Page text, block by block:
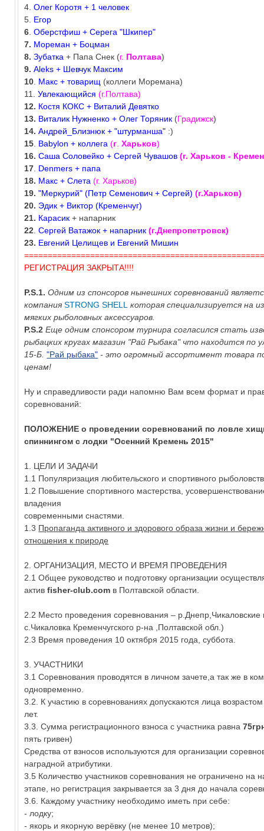
4.Олег Коротя + 1 человек
5. Егор
6 .Оберстфиш + Серега "Шкипер"
7. Мореман + Боцман
8. Зубатка + Папа Снек (г. Полтава)
9. Aleks + Шевчук Максим
10 Макс + товарищ (коллеги Моремана)
11.Увлекающийся (г.Полтава)
12. Костя КОКС + Виталий Девятко
13. Виталик Нужненко + Олег Торяник (Градижск)
14. Андрей_Близнюк + "штурманша" :)
15 Babylon + коллега (г .Харьков)
16. Саша Соловейко + Сергей Чувашов (г. Харьков -
17 Denmers + папа
18. Макс + Слета (г. Харьков)
19. "Меркурий" (Петр Семенович + Сергей) (г.Харьков)
20. Эдик + Виктор (Кременчуг)
21. Карасик + напарник
22 .Сергей Ватажок + напарник (г.Днепропетровск)
23. Евгений Целищев и Евгений Мишин
РЕГИСТРАЦИЯ ЗАКРЫТА!!!!
P.S.1.Одним из спонсоров нынешних соревнований
компания STRONG SHELL которая специализируется на
мягких рыболовных аксессуаров.
P.S.2Еще одним спонсором турнира согласился стать
рыбацких кругах магазин "Рай Рыбака" что находится по
15-Б. "Рай рыбака" - это огромный ассортимент товара
ценам!
Ну и справедливости ради напомню Вам всем формат и
соревнований:
ПОЛОЖЕНИЕ о проведении соревнований по ловле
спиннингом с лодки "Осенний Кремень 2015"
1. ЦЕЛИ И ЗАДАЧИ
1.1 Популяризация любительского и спортивного
1.2 Повышение спортивного мастерства,
владения
современными снастями.
1.3 Пропаганда активного и здорового образа жизни и
отношения к природе
2. ОРГАНИЗАЦИЯ, МЕСТО И ВРЕМЯ ПРОВЕДЕНИЯ
2.1 Общее руководство и подготовку организации
активfisher-club.com в Полтавской области.
2.2 Место проведения соревнования – р.Днепр,Чикаловские
с.Чикаловка Кременчугского р-на ,Полтавской обл.)
2.3 Время проведения 10 октября 2015 года, суббота.
3. УЧАСТНИКИ
3.1 Соревнования проводятся в личном зачете,а так же в
одновременно.
3.2. К участию в соревнованиях допускаются лица
лет.
3.3. Сумма регистрационного взноса с участника равна
пять гривен)
Средства от взносов используются для организации
наградной атрибутики.
3.5 Количество участников соревнования не ограничено на
этапе, но регистрация закрывается за 3 дня до начала
3.6. Каждому участнику необходимо иметь при себе:
- лодку;
- якорь и якорную верёвку (не менее 10 метров);